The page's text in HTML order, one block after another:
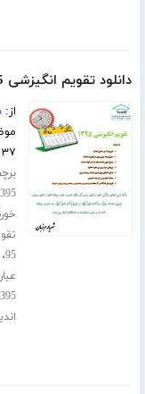
دانلود تقویم انگیزشی 1395
از:
۳۷ صفحه
تقویم
95،